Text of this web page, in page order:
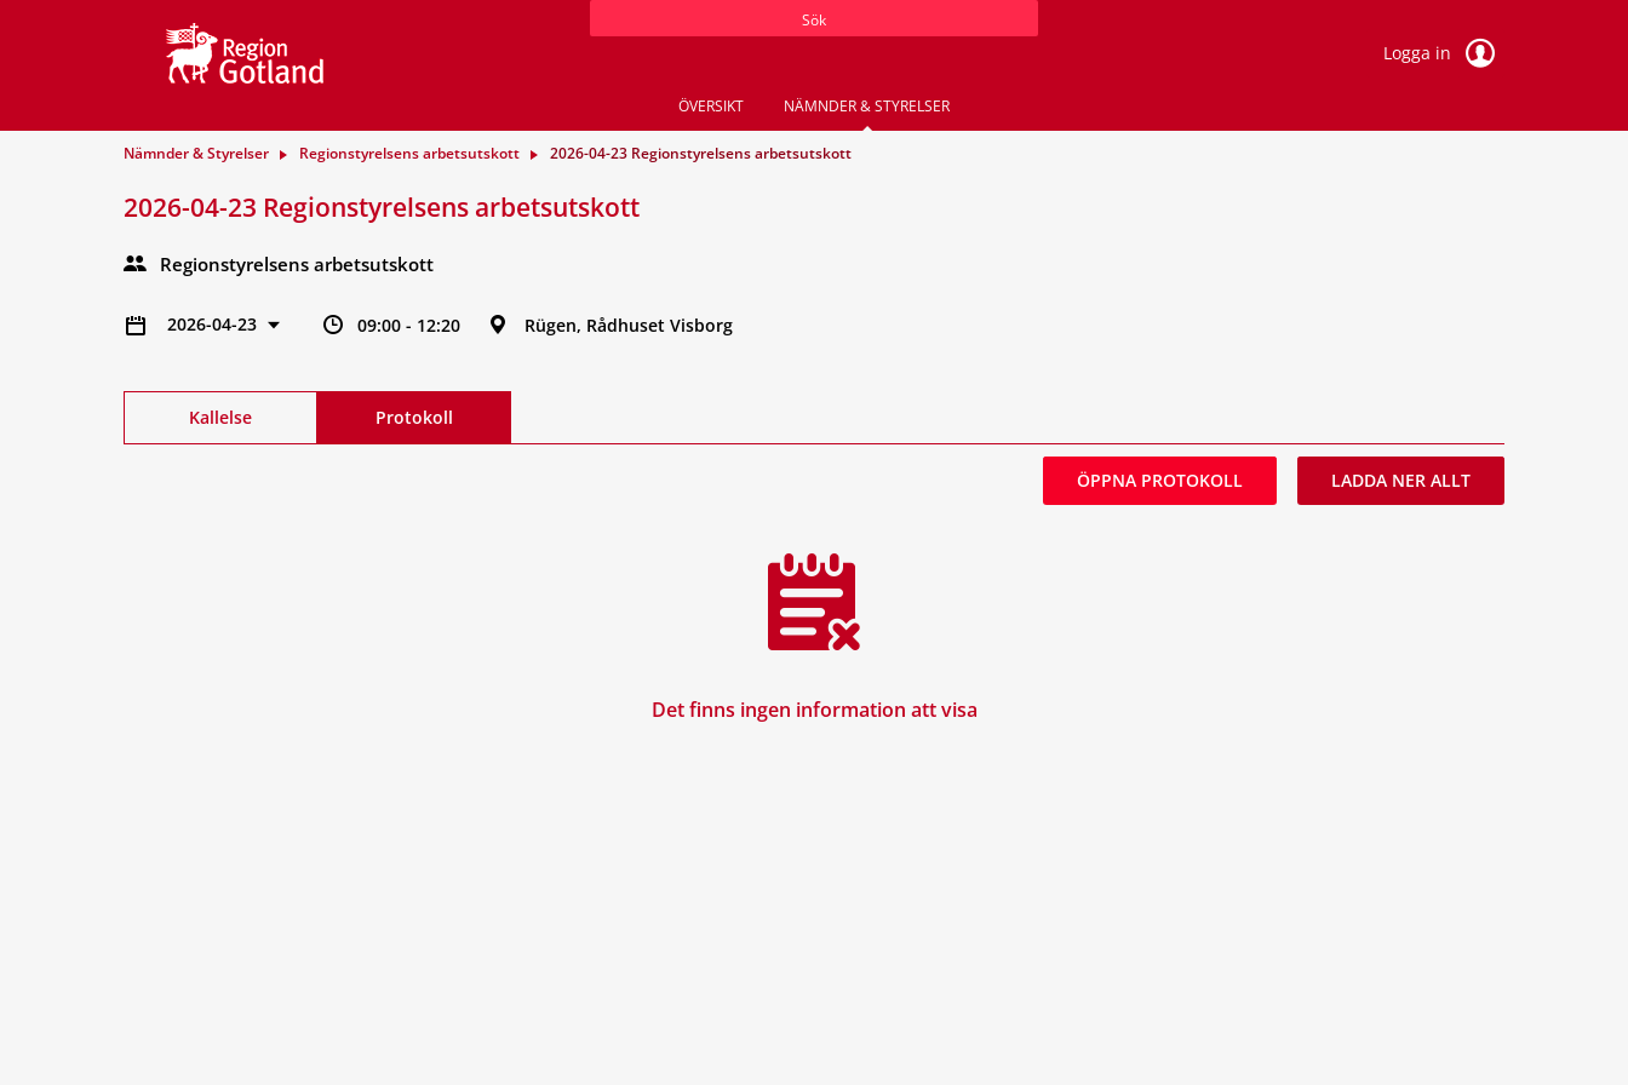
Sök
Logga in
ÖVERSIKT NÄMNDER & STYRELSER
Nämnder & Styrelser Regionstyrelsens arbetsutskott 2026-04-23 Regionstyrelsens arbetsutskott
2026-04-23 Regionstyrelsens arbetsutskott
Regionstyrelsens arbetsutskott
2026-04-23 09:00 - 12:20 Rügen, Rådhuset Visborg
Kallelse Protokoll
ÖPPNA PROTOKOLL LADDA NER ALLT
Det finns ingen information att visa